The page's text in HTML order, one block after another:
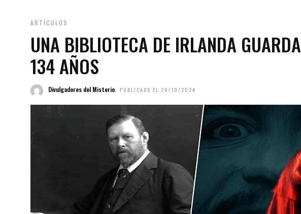
ARTÍCULOS
UNA BIBLIOTECA DE IRLANDA
134 AÑOS
Divulgadores del Misterio PUBLICADO EL 24/10/2024